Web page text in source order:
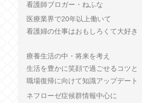
看護師ブロガー・ねふな
医療業界で20年以上働いて
看護婦の仕事はおもしろくて大好き
療養生活の中・将来を考え
生活を豊かに笑顔で過ごせるコツと
職場復帰に向けて知識アップデート
ネフローゼ症候群情報中心に